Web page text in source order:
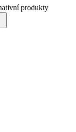
produkty